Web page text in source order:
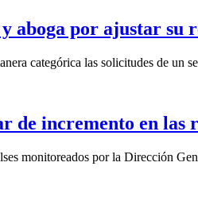
aboga por ajustar su
categórica las solicitudes de un
de incremento en las
monitoreados por la Dirección